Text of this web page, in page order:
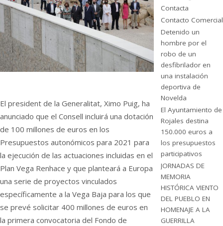
El president de la Generalitat, Ximo Puig, ha
anunciado que el Consell incluirá una dotación
de 100 millones de euros en los
Presupuestos autonómicos para 2021 para
la ejecución de las actuaciones incluidas en el
Plan Vega Renhace y que planteará a Europa
una serie de proyectos vinculados
específicamente a la Vega Baja para los que
se prevé solicitar 400 millones de euros en
la primera convocatoria del Fondo de
Contacta
Contacto Comercial
Detenido un
hombre por el
robo de un
desfibrilador en
una instalación
deportiva de
Novelda
El Ayuntamiento de
Rojales destina
150.000 euros a
los presupuestos
participativos
JORNADAS DE
MEMORIA
HISTÓRICA VIENTO
DEL PUEBLO EN
HOMENAJE A LA
GUERRILLA